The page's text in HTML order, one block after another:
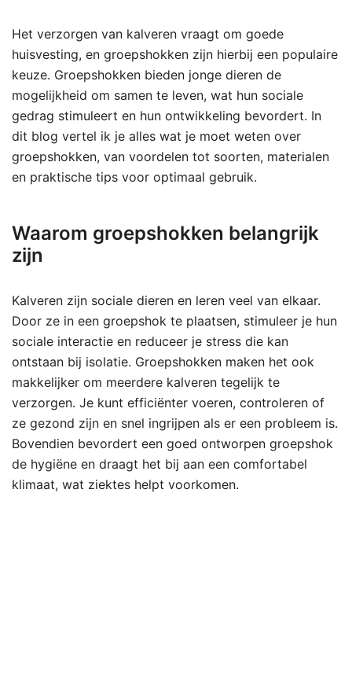
Het verzorgen van kalveren vraagt om goede
huisvesting, en groepshokken zijn hierbij een populaire
keuze. Groepshokken bieden jonge dieren de
mogelijkheid om samen te leven, wat hun sociale
gedrag stimuleert en hun ontwikkeling bevordert. In
dit blog vertel ik je alles wat je moet weten over
groepshokken, van voordelen tot soorten, materialen
en praktische tips voor optimaal gebruik.
Waarom groepshokken belangrijk
zijn
Kalveren zijn sociale dieren en leren veel van elkaar.
Door ze in een groepshok te plaatsen, stimuleer je hun
sociale interactie en reduceer je stress die kan
ontstaan bij isolatie. Groepshokken maken het ook
makkelijker om meerdere kalveren tegelijk te
verzorgen. Je kunt efficiënter voeren, controleren of
ze gezond zijn en snel ingrijpen als er een probleem is.
Bovendien bevordert een goed ontworpen groepshok
de hygiëne en draagt het bij aan een comfortabel
klimaat, wat ziektes helpt voorkomen.